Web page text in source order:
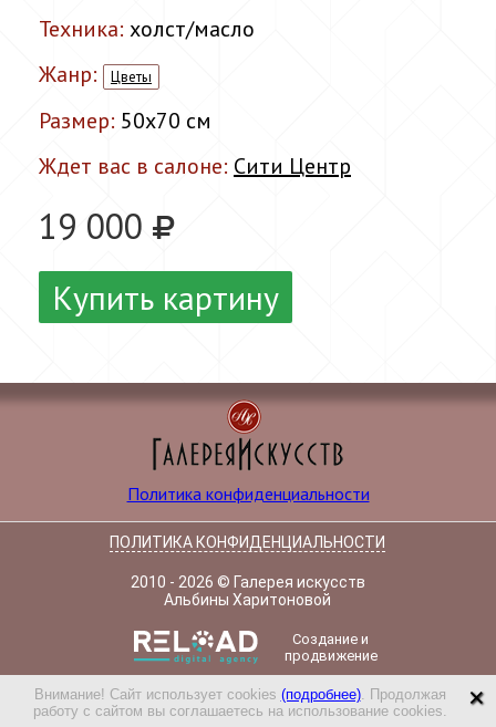
Техника: холст/масло
Жанр:
Цветы
Размер: 50x70 см
Ждет вас в салоне: Сити Центр
19 000
Купить картину
Политика конфиденциальности
Внимание! Сайт использует cookies (подробнее). Продолжая
работу с сайтом вы соглашаетесь на использование cookies.
×
ПОЛИТИКА КОНФИДЕНЦИАЛЬНОСТИ
2010 - 2026 © Галерея искусств
Альбины Харитоновой
Создание и
продвижение